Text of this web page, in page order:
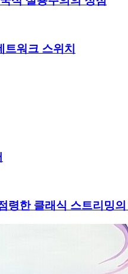
워크 스위치
령한 클래식 스트리밍